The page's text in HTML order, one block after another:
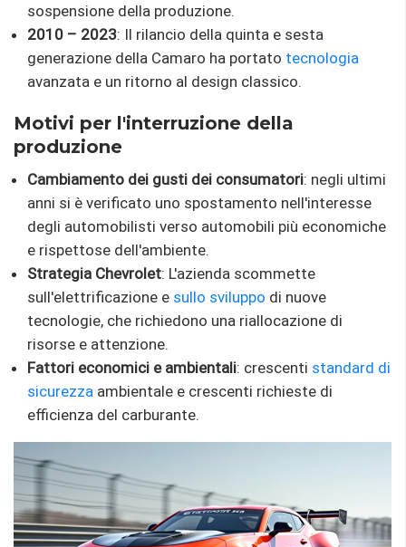
sospensione della produzione.
2010 – 2023: Il rilancio della quinta e sesta
generazione della Camaro ha portato tecnologia
avanzata e un ritorno al design classico.
Motivi per l'interruzione della
produzione
Cambiamento dei gusti dei consumatori: negli ultimi
anni si è verificato uno spostamento nell'interesse
degli automobilisti verso automobili più economiche
e rispettose dell'ambiente.
Strategia Chevrolet: L'azienda scommette
sull'elettrificazione e sullo sviluppo di nuove
tecnologie, che richiedono una riallocazione di
risorse e attenzione.
Fattori economici e ambientali: crescenti standard di
sicurezza ambientale e crescenti richieste di
efficienza del carburante.